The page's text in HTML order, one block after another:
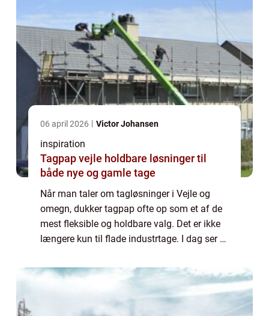
06 april 2026 Victor Johansen
inspiration
Tagpap vejle holdbare løsninger til
både nye og gamle tage
Når man taler om tagløsninger i Vejle og
omegn, dukker tagpap ofte op som et af de
mest fleksible og holdbare valg. Det er ikke
længere kun til flade industrtage. I dag ser vi
villatage, garager, carporte og s...